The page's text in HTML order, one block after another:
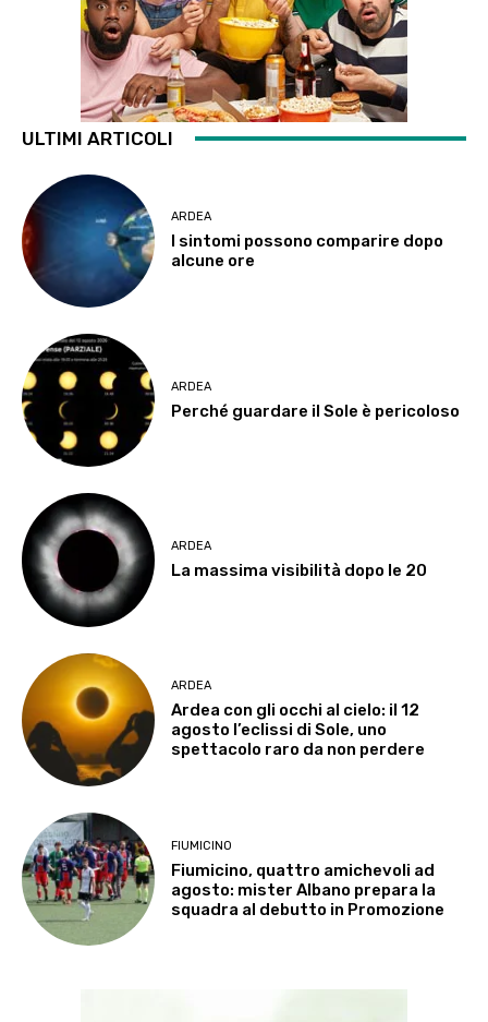
ULTIMI ARTICOLI
ARDEA
I sintomi possono comparire dopo
alcune ore
ARDEA
Perché guardare il Sole è pericoloso
ARDEA
La massima visibilità dopo le 20
ARDEA
Ardea con gli occhi al cielo: il 12
agosto l’eclissi di Sole, uno
spettacolo raro da non perdere
FIUMICINO
Fiumicino, quattro amichevoli ad
agosto: mister Albano prepara la
squadra al debutto in Promozione